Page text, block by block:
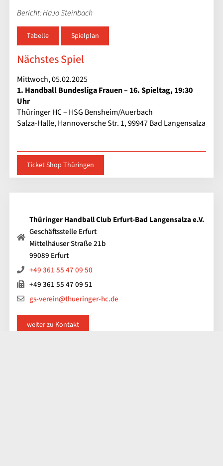
Bericht: HaJo Steinbach
Tabelle Spielplan
Nächstes Spiel
Mittwoch, 05.02.2025
1. Handball Bundesliga Frauen – 16. Spieltag, 19:30
Uhr
Thüringer HC – HSG Bensheim/Auerbach
Salza-Halle, Hannoversche Str. 1, 99947 Bad Langensalza
Ticket Shop Thüringen
Thüringer Handball Club Erfurt-Bad Langensalza e.V.
Geschäftsstelle Erfurt
Mittelhäuser Straße 21b
99089 Erfurt
+49 361 55 47 09 50
+49 361 55 47 09 51
gs-verein@thueringer-hc.de
weiter zu Kontakt